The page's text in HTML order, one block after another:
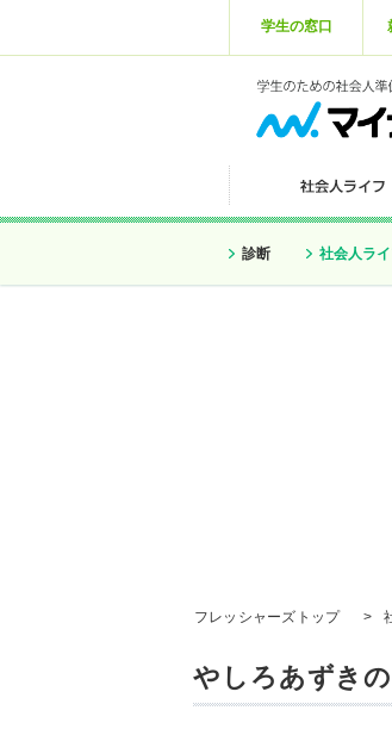
学生の窓口
診断 社会人ラ
フレッシャーズトップ >
やしろあずき